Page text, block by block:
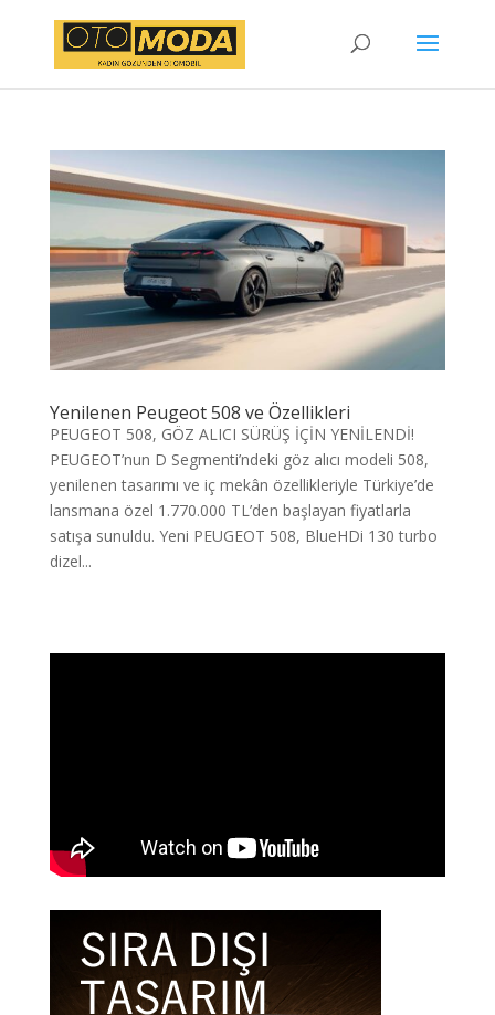
Yenilenen Peugeot 508 ve Özellikleri
PEUGEOT 508, GÖZ ALICI SÜRÜŞ İÇİN YENİLENDİ!
PEUGEOT’nun D Segmenti’ndeki göz alıcı modeli 508,
yenilenen tasarımı ve iç mekân özellikleriyle Türkiye’de
lansmana özel 1.770.000 TL’den başlayan fiyatlarla
satışa sunuldu. Yeni PEUGEOT 508, BlueHDi 130 turbo
dizel...